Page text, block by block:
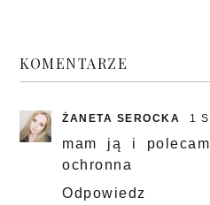
KOMENTARZE
ŻANETA SEROCKA 1
mam ją i
ochronna
Odpowiedz